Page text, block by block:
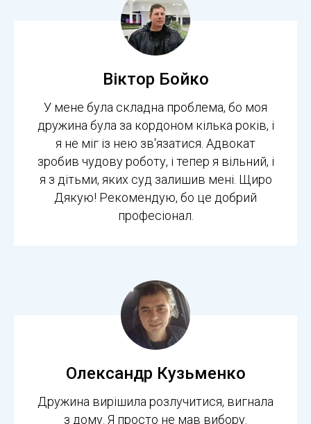
Віктор Бойко
У мене була складна проблема, бо моя
дружина була за кордоном кілька років, і
я не міг із нею зв'язатися. Адвокат
зробив чудову роботу, і тепер я вільний, і
я з дітьми, яких суд залишив мені. Щиро
Дякую! Рекомендую, бо це добрий
професіонал.
Олександр Кузьменко
Дружина вирішила розлучитися, вигнала
з дому. Я просто не мав вибору.